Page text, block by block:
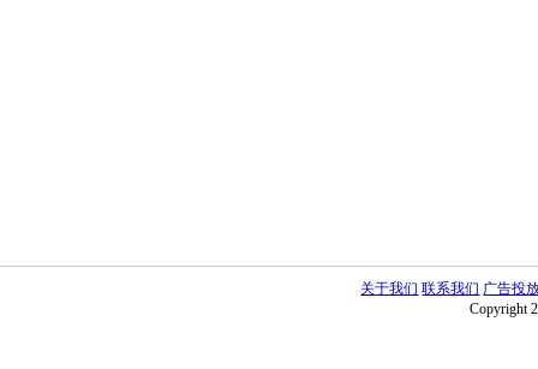
关于我们 联系我们 广告投
Copyright